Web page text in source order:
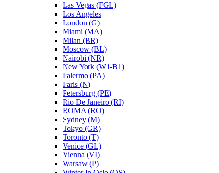
Las Vegas (FGL)
Los Angeles
London (G)
Miami (MA)
Milan (BR)
Moscow (BL)
Nairobi (NR)
New York (W1-B1)
Palermo (PA)
Paris (N)
Petersburg (PE)
Rio De Janeiro (RI)
ROMA (RO)
Sydney (M)
Tokyo (GR)
Toronto (T)
Venice (GL)
Vienna (VI)
Warsaw (P)